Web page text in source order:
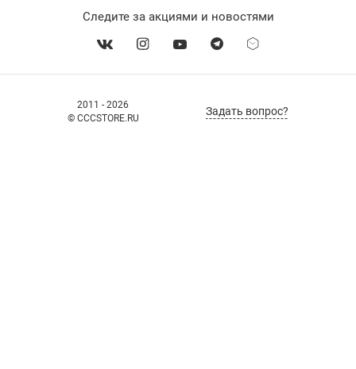
2011 - 2026
© CCCSTORE.RU
Задать вопрос?
Следите за акциями и новостями